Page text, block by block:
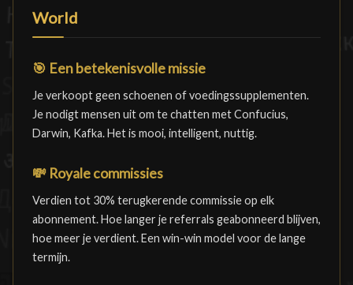
World
🎯 Een betekenisvolle missie
Je verkoopt geen schoenen of voedingssupplementen.
Je nodigt mensen uit om te chatten met Confucius,
Darwin, Kafka. Het is mooi, intelligent, nuttig.
💸 Royale commissies
Verdien tot 30% terugkerende commissie op elk
abonnement. Hoe langer je referrals geabonneerd blijven,
hoe meer je verdient. Een win-win model voor de lange
termijn.